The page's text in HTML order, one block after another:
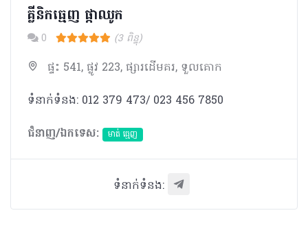
គ្លីនិកធ្មេញ ផ្កាឈូក
0 (3 ពិន្ទុ)
ផ្ទះ 541, ផ្លូវ 223, ផ្សារដើមគរ, ទួលគោក
ទំនាក់ទំនង: 012 379 473/ 023 456 7850
ជំនាញ/ឯកទេស:
មាត់ ធ្មេញ
ទំនាក់ទំនង: